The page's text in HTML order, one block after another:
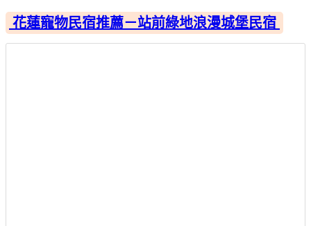
花蓮寵物民宿推薦－站前綠地浪漫城堡民宿